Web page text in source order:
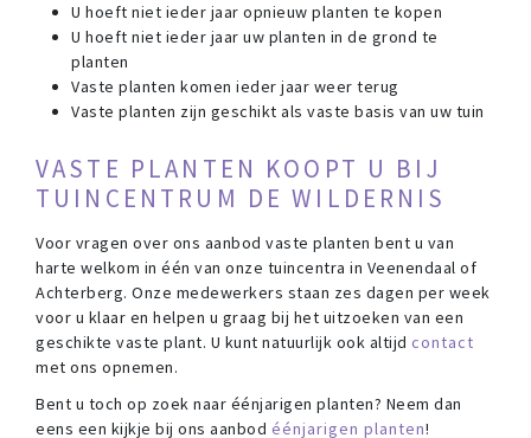
U hoeft niet ieder jaar opnieuw planten te kopen
U hoeft niet ieder jaar uw planten in de grond te
planten
Vaste planten komen ieder jaar weer terug
Vaste planten zijn geschikt als vaste basis van uw tuin
VASTE PLANTEN KOOPT U BIJ
TUINCENTRUM DE WILDERNIS
Voor vragen over ons aanbod vaste planten bent u van
harte welkom in één van onze tuincentra in Veenendaal of
Achterberg. Onze medewerkers staan zes dagen per week
voor u klaar en helpen u graag bij het uitzoeken van een
geschikte vaste plant. U kunt natuurlijk ook altijd contact
met ons opnemen.
Bent u toch op zoek naar éénjarigen planten? Neem dan
eens een kijkje bij ons aanbod éénjarigen planten!